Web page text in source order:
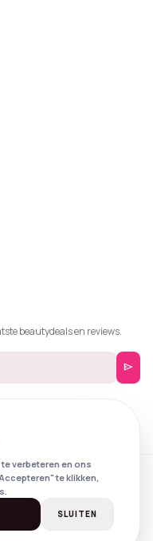
beautydeals en reviews.
send
Digital
verbeteren en ons
te klikken,
SLUITEN